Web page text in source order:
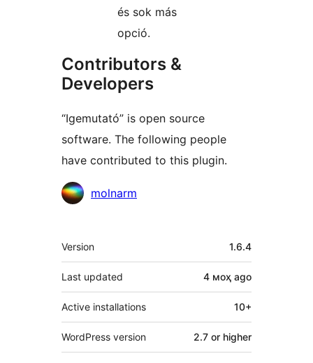
és sok más
opció.
Contributors &
Developers
“Igemutató” is open source
software. The following people
have contributed to this plugin.
Contributors
molnarm
Meta
Version 1.6.4
Last updated 4 моҳ ago
Active installations 10+
WordPress version 2.7 or higher